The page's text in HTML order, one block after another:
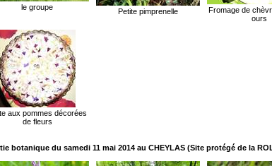
le groupe Petite pimprenelle
Fromage de
ours
aux pommes décorées
de fleurs
botanique du samedi 11 mai 2014 au CHEYLAS (Site protégé de la